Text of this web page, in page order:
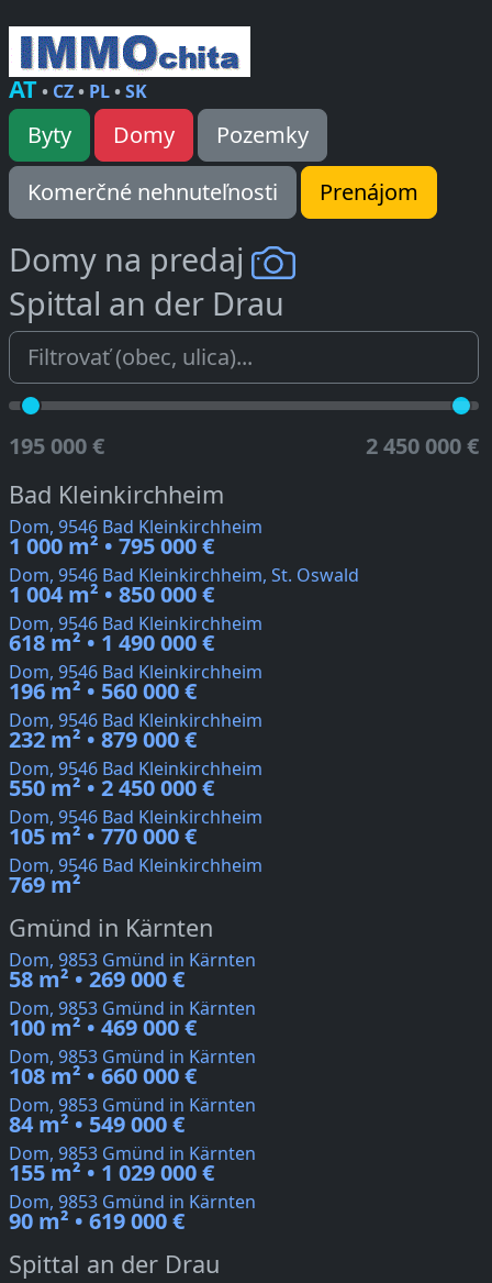
AT• CZ• PL•SK
Byty Domy
Pozemky
Komerčné nehnuteľnosti
Prenájom
Domy na predaj
Spittal an der Drau
195 000 € 2 450 000 €
Bad Kleinkirchheim
Dom, 9546 Bad Kleinkirchheim
1 000 m² • 795 000 €
Dom, 9546 Bad Kleinkirchheim, St. Oswald
1 004 m² • 850 000 €
Dom, 9546 Bad Kleinkirchheim
618 m² • 1 490 000 €
Dom, 9546 Bad Kleinkirchheim
196 m² • 560 000 €
Dom, 9546 Bad Kleinkirchheim
232 m² • 879 000 €
Dom, 9546 Bad Kleinkirchheim
550 m² • 2 450 000 €
Dom, 9546 Bad Kleinkirchheim
105 m² • 770 000 €
Dom, 9546 Bad Kleinkirchheim
769 m²
Gmünd in Kärnten
Dom, 9853 Gmünd in Kärnten
58 m² • 269 000 €
Dom, 9853 Gmünd in Kärnten
100 m² • 469 000 €
Dom, 9853 Gmünd in Kärnten
108 m² • 660 000 €
Dom, 9853 Gmünd in Kärnten
84 m² • 549 000 €
Dom, 9853 Gmünd in Kärnten
155 m² • 1 029 000 €
Dom, 9853 Gmünd in Kärnten
90 m² • 619 000 €
Spittal an der Drau